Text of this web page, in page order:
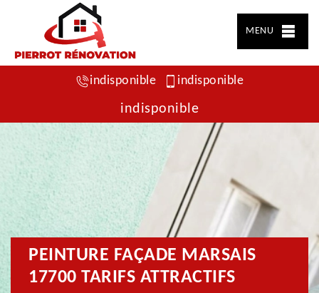
MENU
indisponible indisponible
indisponible
PEINTURE FAÇADE MARSAIS
17700 TARIFS ATTRACTIFS